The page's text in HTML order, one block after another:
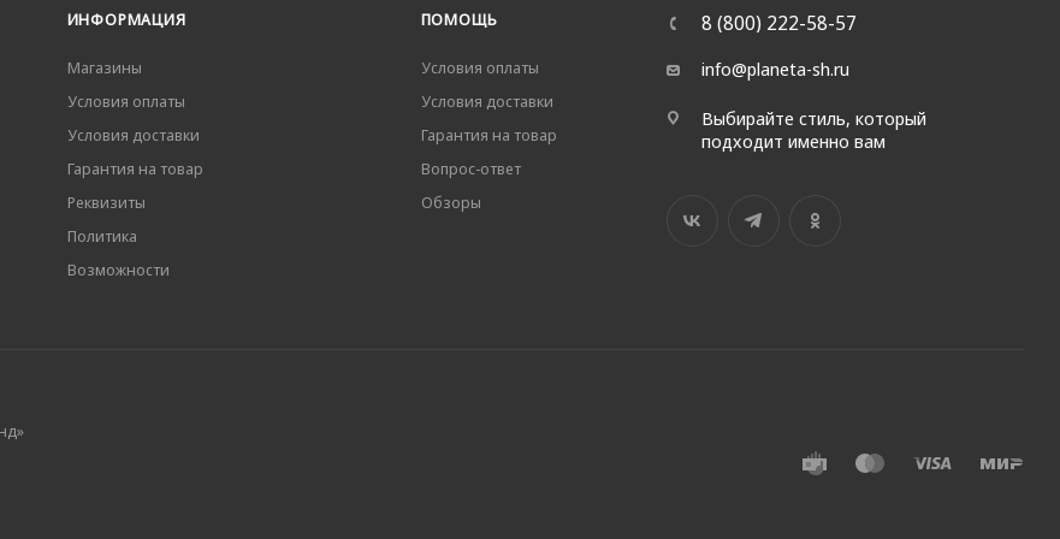
ИНФОРМАЦИЯ
Магазины
Условия оплаты
Условия доставки
Гарантия на товар
Реквизиты
Политика
Возможности
ПОМОЩЬ
Условия оплаты
Условия доставки
Гарантия на товар
Вопрос-ответ
Обзоры
8 (800) 222-58-57
info@planeta-sh.ru
Выбирайте стиль, который
подходит именно вам